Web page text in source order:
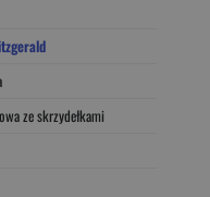
ze skrzydełkami